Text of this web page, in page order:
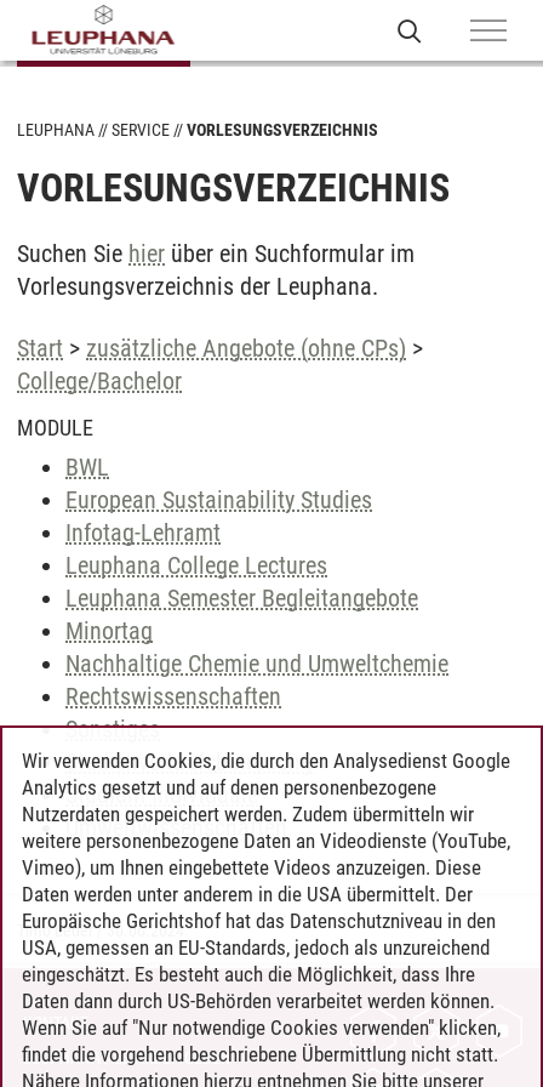
LEUPHANA SERVICE VORLESUNGSVERZEICHNIS
VORLESUNGSVERZEICHNIS
Suchen Sie hier über ein Suchformular im
Vorlesungsverzeichnis der Leuphana.
Start > zusätzliche Angebote (ohne CPs) >
College/Bachelor
MODULE
BWL
European Sustainability Studies
Infotag-Lehramt
Leuphana College Lectures
Leuphana Semester Begleitangebote
Minortag
Nachhaltige Chemie und Umweltchemie
Rechtswissenschaften
Sonstiges
Studienverlaufsbetreuung
Studium Individuale
Umweltwissenschaften
Timo Leder/30.06.2024
KONTAKT
LEUPHANA ALS ARBEITGEBER
Wir verwenden Cookies, die durch den Analysedienst Google
Analytics gesetzt und auf denen personenbezogene
Nutzerdaten gespeichert werden. Zudem übermitteln wir
weitere personenbezogene Daten an Videodienste (YouTube,
Vimeo), um Ihnen eingebettete Videos anzuzeigen. Diese
Daten werden unter anderem in die USA übermittelt. Der
Europäische Gerichtshof hat das Datenschutzniveau in den
USA, gemessen an EU-Standards, jedoch als unzureichend
eingeschätzt. Es besteht auch die Möglichkeit, dass Ihre
Daten dann durch US-Behörden verarbeitet werden können.
Wenn Sie auf "Nur notwendige Cookies verwenden" klicken,
findet die vorgehend beschriebene Übermittlung nicht statt.
Nähere Informationen hierzu entnehmen Sie bitte unserer